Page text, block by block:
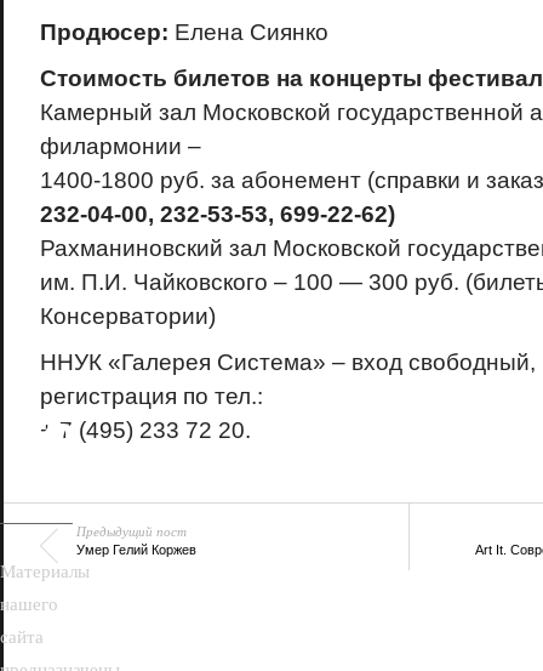
Продюсер: Елена Сиянко
Стоимость билетов на концерты
Камерный зал Московской государственной
филармонии –
1400-1800 руб. за абонемент (справки и
232-04-00, 232-53-53, 699-22-62)
Рахманиновский зал Московской
им. П.И. Чайковского – 100 — 300 руб.
Консерватории)
ННУК «Галерея Система» – вход свободный,
регистрация по тел.:
+ 7 (495) 233 72 20.
Предыдущий пост
Умер Гелий Коржев Art It.
18+
Материалы
нашего
сайта